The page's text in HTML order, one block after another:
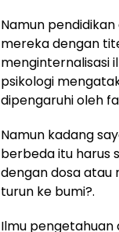
Namun
mereka dengan
menginternalisasi
psikologi
dipengaruhi oleh
Namun kadang
berbeda itu harus
dengan dosa atau
turun ke bumi?.
Ilmu pengetahuan